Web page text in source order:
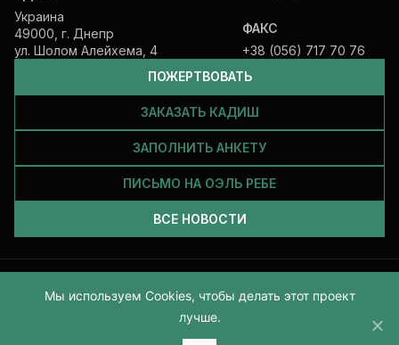
ПОЖЕРТВОВАТЬ
ЗАКАЗАТЬ КАДИШ
ЗАПОЛНИТЬ АНКЕТУ
ПИСЬМО НА ОЭЛЬ РЕБЕ
ВСЕ НОВОСТИ
Украина
49000, г. Днепр
ул. Шолом Алейхема, 4
ФАКС
+38 (056) 717 70 76
Все права защищены и принадлежат Еврейской общине Днепра.
2026
Мы используем Cookies, чтобы делать этот проект
лучше.